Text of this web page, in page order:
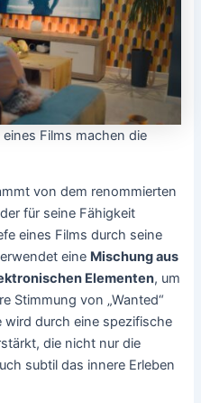
Films machen die
von dem renommierten
für seine Fähigkeit
eines Films durch seine
eine Mischung aus
Elementen, um
Stimmung von „Wanted“
wird durch eine spezifische
die nicht nur die
subtil das innere Erleben